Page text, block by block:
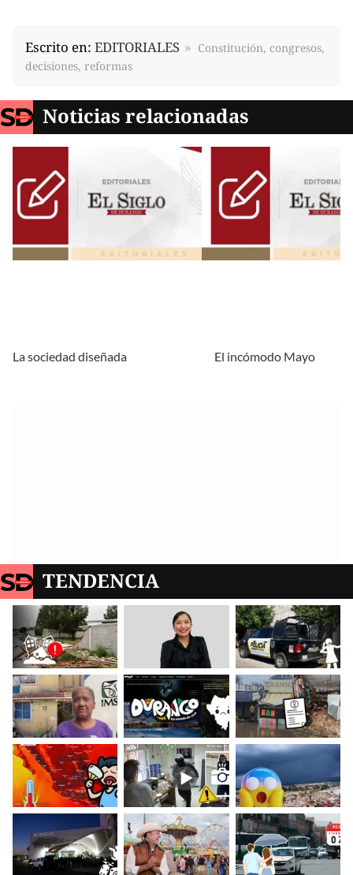
Escrito en: EDITORIALES
Constitución, congresos,
decisiones, reformas
Noticias relacionadas
La sociedad diseñada El incómodo Mayo
TENDENCIA